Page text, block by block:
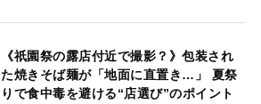
《祇園祭の露店付近で撮影？》包装され
た焼きそば麺が「地面に直置き…」 夏祭
りで食中毒を避ける“店選び”のポイント